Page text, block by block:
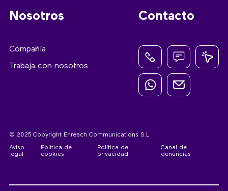
Nosotros
Compañía
Trabaja con nosotros
Contacto
© 2025 Copyright Enreach Communications S.L
Aviso
legal
Política de
cookies
Política de
privacidad
Canal de
denuncias